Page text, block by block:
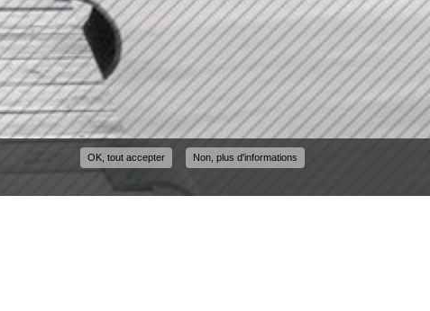
OK, tout accepter Non, plus d'informations